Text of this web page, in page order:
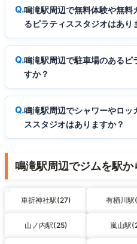
鳴滝駅周辺で無料体験や無料
るピラティススタジオはあり
鳴滝駅周辺で駐車場のあるピ
すか？
鳴滝駅周辺でシャワーやロッ
ススタジオはありますか？
鳴滝駅周辺でジムを駅か
車折神社駅(27) 有栖川
山ノ内駅(25) 嵐山駅